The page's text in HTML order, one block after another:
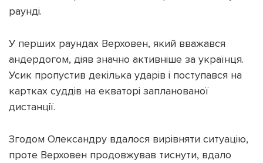
Підтримати dyvys.info
раунді.
У перших раундах Верховен, який вважався
андердогом, діяв значно активніше за українця.
Усик пропустив декілька ударів і поступався на
картках суддів на екваторі запланованої
дистанції.
Згодом Олександру вдалося вирівняти ситуацію,
проте Верховен продовжував тиснути, вдало